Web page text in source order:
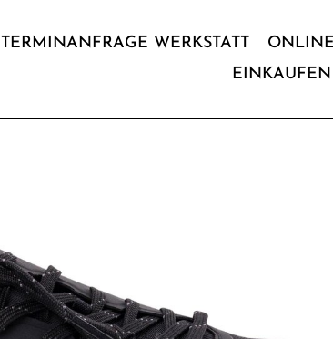
TERMINANFRAGE WERKSTATT
EINKAUFEN